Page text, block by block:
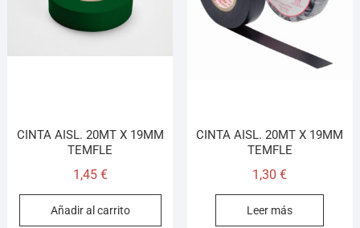
CINTA AISL. 20MT X 19MM
TEMFLE
1,45 €
Añadir al carrito
CINTA AISL. 20MT X 19MM
TEMFLE
1,30€
Leer más